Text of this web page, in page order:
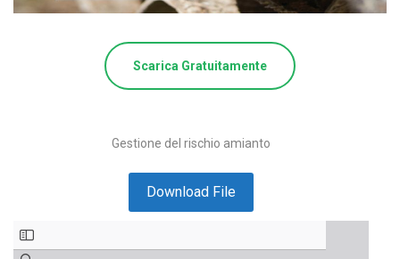
Scarica Gratuitamente
Gestione del rischio amianto
Download File